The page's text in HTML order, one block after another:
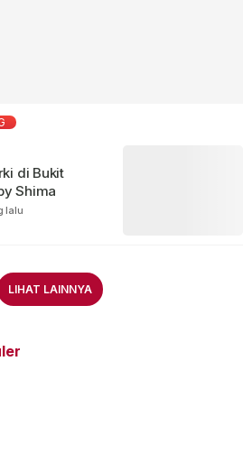
lalu
di Bukit
Shima
LIHAT LAINNYA